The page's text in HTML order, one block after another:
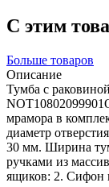
С этим
Больше товаров
Описание
Тумба с
мрамора в
диаметр
30 мм. Ширина
ручками из
ящиков: 2. Сифон